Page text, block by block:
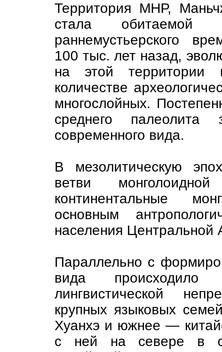
Территория МНР,
стала обитаемой
раннемустьерского
100 тыс. лет назад,
на этой территории
количестве
многослойных.
среднего
современного вида.
В мезолитическую
ветви
континентальные
основным
населения Центральной
Параллельно с
вида
лингвистической
крупных языковых
Хуанхэ и южнее —
с ней на севере в